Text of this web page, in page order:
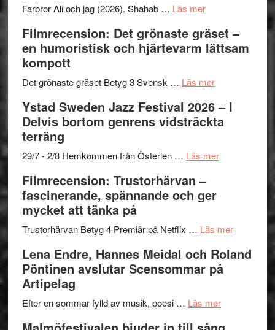
presenterar
nya
titlar
årets
Farbror Ali och jag (2026). Shahab … Läs merom
Shahab
Mehrabi
Filmstadens
stipendium
Filmrecension: Det grönaste gräset –
en humoristisk och hjärtevarm lättsam
kompott
Det grönaste gräset Betyg 3 Svensk … Läs merom
Det
grönaste
–
och
lättsam
Ystad Sweden Jazz Festival 2026 – I
Delvis bortom genrens vidsträckta
terräng
29/7 - 2/8 Hemkommen från Österlen … Läs merom
2026
I
Delvis
genrens
Filmrecension: Trustorhärvan –
fascinerande, spännande och ger
mycket att tänka på
Trustorhärvan Betyg 4 Premiär på Netflix … Läs merom
Lena Endre, Hannes Meidal och Roland
Pöntinen avslutar Scensommar på
Artipelag
Efter en sommar fylld av musik, poesi … Läs merom